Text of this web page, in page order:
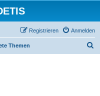
Anmelden
Registrieren
Themen